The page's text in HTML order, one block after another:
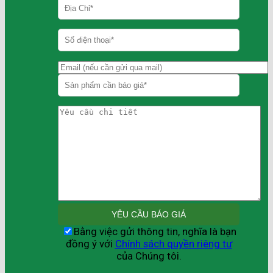
Bằng việc gửi thông tin, nghĩa là bạn
đồng ý với Chính sách quyền riêng tư
của Chúng tôi.